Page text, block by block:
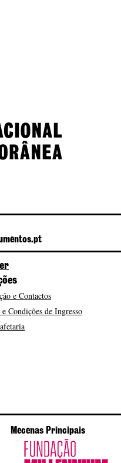
e Contactos
Condições de Ingresso
Mecenas Principais